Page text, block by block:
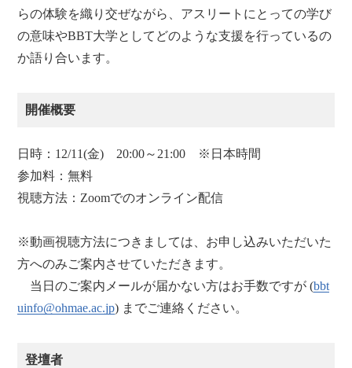
らの体験を織り交ぜながら、アスリートにとっての学び
の意味やBBT大学としてどのような支援を行っているの
か語り合います。
開催概要
日時：12/11(金) 20:00～21:00 ※日本時間
参加料：無料
視聴方法：Zoomでのオンライン配信
※動画視聴方法につきましては、お申し込みいただいた
方へのみご案内させていただきます。
当日のご案内メールが届かない方はお手数ですが (bbt
uinfo@ohmae.ac.jp) までご連絡ください。
登壇者